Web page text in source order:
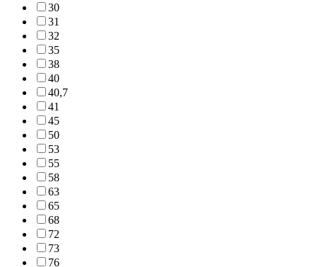
30
31
32
35
38
40
40,7
41
45
50
53
55
58
63
65
68
72
73
76